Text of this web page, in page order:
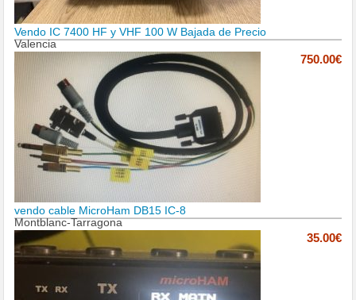
Vendo IC 7400 HF y VHF 100 W Bajada de Precio
Valencia
750.00€
vendo cable MicroHam DB15 IC-8
Montblanc-Tarragona
35.00€